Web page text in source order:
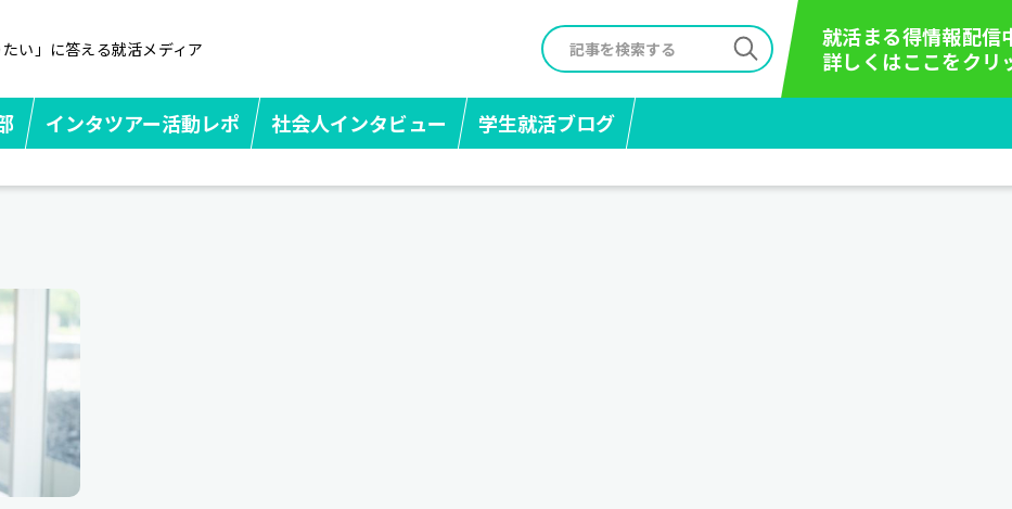
い」に答える就活メディア
就活まる得情報配信
詳しくはここをクリ
インタツアー活動レポ 社会人インタビュー 学生就活ブログ